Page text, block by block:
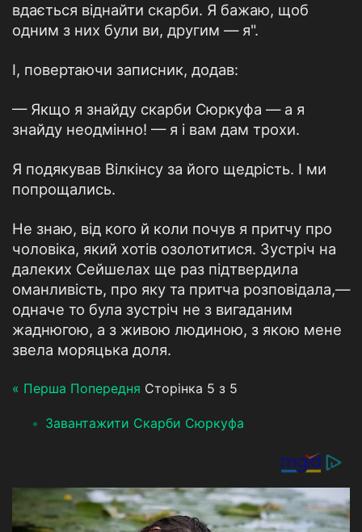
вдається віднайти скарби. Я бажаю, щоб
одним з них були ви, другим — я".
І, повертаючи записник, додав:
— Якщо я знайду скарби Сюркуфа — а я
знайду неодмінно! — я і вам дам трохи.
Я подякував Вілкінсу за його щедрість. І ми
попрощались.
Не знаю, від кого й коли почув я притчу про
чоловіка, який хотів озолотитися. Зустріч на
далеких Сейшелах ще раз підтвердила
оманливість, про яку та притча розповідала,—
одначе то була зустріч не з вигаданим
жаднюгою, а з живою людиною, з якою мене
звела моряцька доля.
« Перша Попередня Сторінка 5 з 5
Завантажити Скарби Сюркуфа